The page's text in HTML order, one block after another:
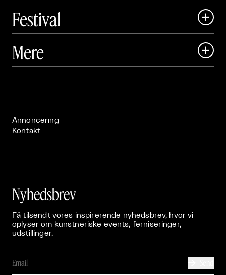
Festival

 Art Matter Festival
Mere 
Annoncering
Kontakt
Nyhedsbrev
Få tilsendt vores inspirerende nyhedsbrev, hvor vi
oplyser om kunstneriske events, ferniseringer,
udstillinger.